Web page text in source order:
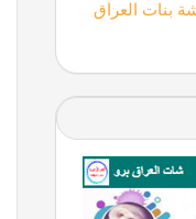
بنات العراق